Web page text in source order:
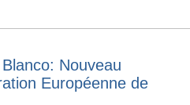
Nouveau
Européenne de